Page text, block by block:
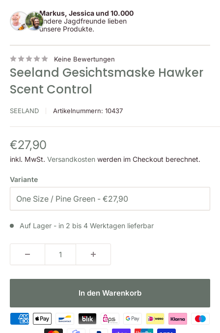
Markus, Jessica und 10.000
andere Jagdfreunde lieben
unsere Produkte.
Keine Bewertungen
Seeland Gesichtsmaske Hawker
Scent Control
SEELAND Artikelnummern: 10437
Sonderpreis
€27,90
inkl. MwSt. Versandkosten werden im Checkout berechnet.
Variante
Auf Lager - in 2 bis 4 Werktagen lieferbar
In den Warenkorb